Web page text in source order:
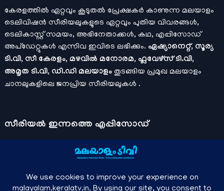
കേരളത്തിൽ ഏറ്റവും കൂടുതൽ പ്രേക്ഷകർ കാണുന്ന മലയാളം
ടെലിവിഷൻ സീരിയലുകളുടെ ഏറ്റവും പുതിയ വിവരങ്ങൾ,
ടെലികാസ്റ്റ് സമയം, അഭിനേതാക്കൾ, കഥ, എപ്പിസോഡ്
അപ്ഡേറ്റുകൾ എന്നിവ ഇവിടെ ലഭിക്കും. ഏഷ്യാനെറ്റ്, സൂര്യ
ടി.വി, സീ കേരളം, മഴവിൽ മനോരമ, ഫ്ലവേഴ്സ് ടി.വി,
അമൃത ടി.വി, ഡി.ഡി മലയാളം തുടങ്ങിയ പ്രമുഖ മലയാളം
ചാനലുകളിലെ ജനപ്രിയ സീരിയലുകൾ .
സീരിയല്‍ ഇന്നത്തെ എപ്പിസോഡ്
ചാനലുകളുടെ ഔദ്യോഗിക മൊബൈല്‍ ആപ്പുകള്‍ , ഒഫിഷ്യല്‍
യൂട്യൂബ് ചാനല്‍ ഇവ ഉപയോഗപ്പെടുത്തി കഴിഞ്ഞുപോയ
മനോരമ മാക്സ് , സണ്‍ നെക്സ്റ്റ്, സോണി ലിവ് , നെറ്റ് ഫ്ലിക്സ്